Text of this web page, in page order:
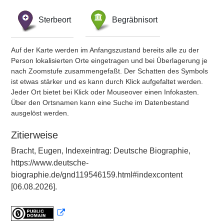
Sterbeort Begräbnisort
Auf der Karte werden im Anfangszustand bereits alle zu der
Person lokalisierten Orte eingetragen und bei Überlagerung je
nach Zoomstufe zusammengefaßt. Der Schatten des Symbols
ist etwas stärker und es kann durch Klick aufgefaltet werden.
Jeder Ort bietet bei Klick oder Mouseover einen Infokasten.
Über den Ortsnamen kann eine Suche im Datenbestand
ausgelöst werden.
Zitierweise
Bracht, Eugen, Indexeintrag: Deutsche Biographie,
https://www.deutsche-
biographie.de/gnd119546159.html#indexcontent
[06.08.2026].